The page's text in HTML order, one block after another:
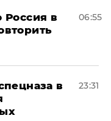
Россия в
06:55
в
23:31